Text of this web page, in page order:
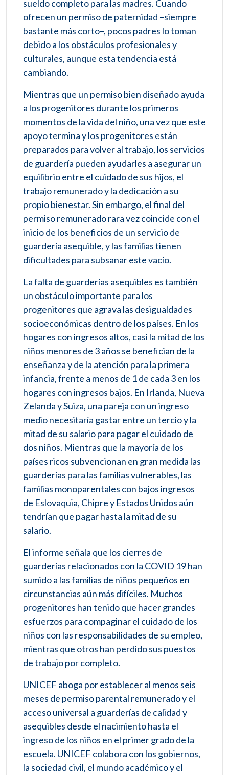
sueldo completo para las madres. Cuando
ofrecen un permiso de paternidad –siempre
bastante más corto–, pocos padres lo toman
debido a los obstáculos profesionales y
culturales, aunque esta tendencia está
cambiando.
Mientras que un permiso bien diseñado ayuda
a los progenitores durante los primeros
momentos de la vida del niño, una vez que este
apoyo termina y los progenitores están
preparados para volver al trabajo, los servicios
de guardería pueden ayudarles a asegurar un
equilibrio entre el cuidado de sus hijos, el
trabajo remunerado y la dedicación a su
propio bienestar. Sin embargo, el final del
permiso remunerado rara vez coincide con el
inicio de los beneficios de un servicio de
guardería asequible, y las familias tienen
dificultades para subsanar este vacío.
La falta de guarderías asequibles es también
un obstáculo importante para los
progenitores que agrava las desigualdades
socioeconómicas dentro de los países. En los
hogares con ingresos altos, casi la mitad de los
niños menores de 3 años se benefician de la
enseñanza y de la atención para la primera
infancia, frente a menos de 1 de cada 3 en los
hogares con ingresos bajos. En Irlanda, Nueva
Zelanda y Suiza, una pareja con un ingreso
medio necesitaría gastar entre un tercio y la
mitad de su salario para pagar el cuidado de
dos niños. Mientras que la mayoría de los
países ricos subvencionan en gran medida las
guarderías para las familias vulnerables, las
familias monoparentales con bajos ingresos
de Eslovaquia, Chipre y Estados Unidos aún
tendrían que pagar hasta la mitad de su
salario.
El informe señala que los cierres de
guarderías relacionados con la COVID 19 han
sumido a las familias de niños pequeños en
circunstancias aún más difíciles. Muchos
progenitores han tenido que hacer grandes
esfuerzos para compaginar el cuidado de los
niños con las responsabilidades de su empleo,
mientras que otros han perdido sus puestos
de trabajo por completo.
UNICEF aboga por establecer al menos seis
meses de permiso parental remunerado y el
acceso universal a guarderías de calidad y
asequibles desde el nacimiento hasta el
ingreso de los niños en el primer grado de la
escuela. UNICEF colabora con los gobiernos,
la sociedad civil, el mundo académico y el